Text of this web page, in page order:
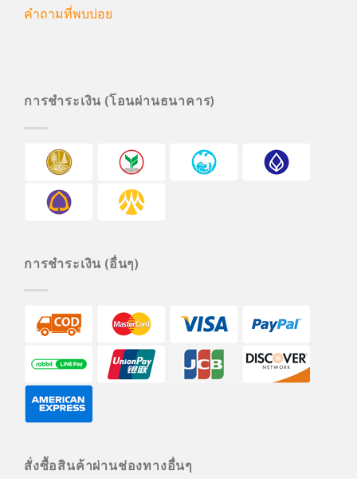
คำถามที่พบบ่อย
การชำระเงิน (โอนผ่านธนาคาร)
การชำระเงิน (อื่นๆ)
สั่งซื้อสินค้าผ่านช่องทางอื่นๆ